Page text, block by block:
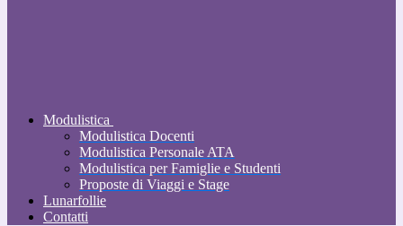
Modulistica
Modulistica Docenti
Modulistica Personale ATA
Modulistica per Famiglie e Studenti
Proposte di Viaggi e Stage
Lunarfollie
Contatti